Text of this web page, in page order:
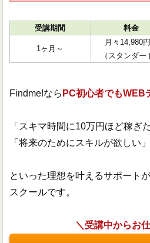
受講期間 料金
1ヶ月～
月々14,980
（スタンダー
Findme!なら PC初心者でもWEB
「スキマ時間に10万円ほど稼ぎた
「将来のためにスキルが欲しい」
といった理想を叶えるサポート
スクールです。
＼受講中からお